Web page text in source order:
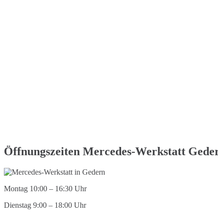
Öffnungszeiten Mercedes-Werkstatt
Montag 10:00 – 16:30 Uhr
Dienstag 9:00 – 18:00 Uhr